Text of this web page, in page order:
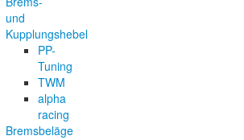
und
Kupplungshebel
PP-
Tuning
TWM
alpha
racing
Bremsbeläge